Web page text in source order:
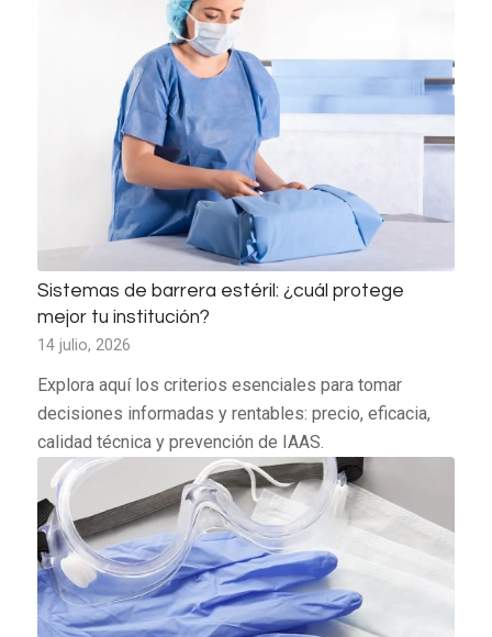
Sistemas de barrera estéril: ¿cuál protege
mejor tu institución?
14 julio, 2026
Explora aquí los criterios esenciales para tomar
decisiones informadas y rentables: precio, eficacia,
calidad técnica y prevención de IAAS.